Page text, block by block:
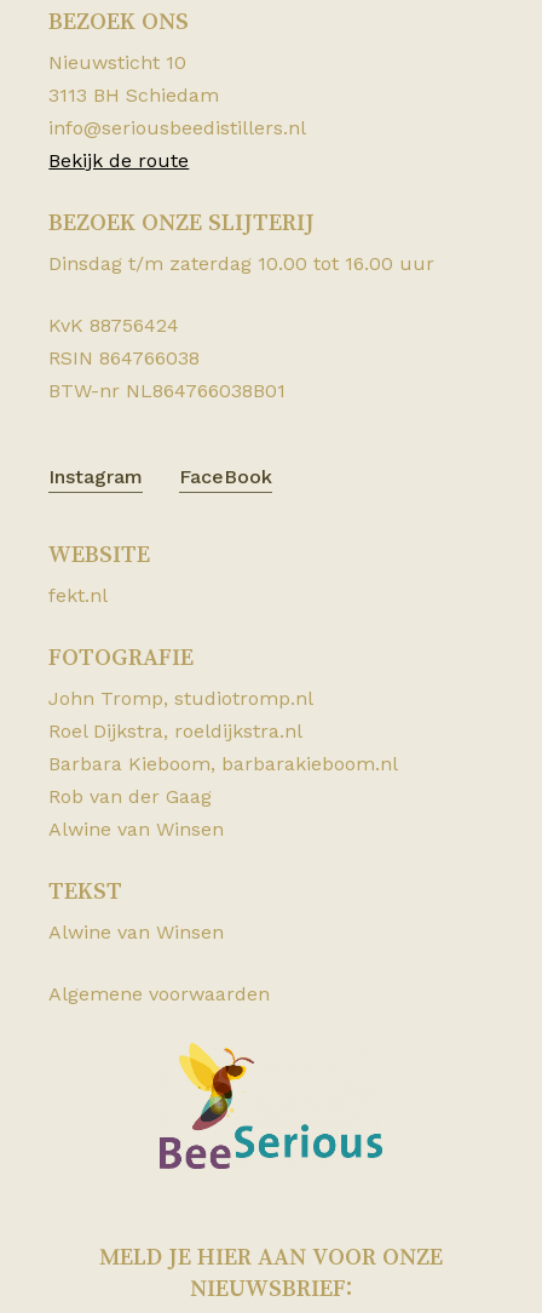
BEZOEK ONS
Nieuwsticht 10
3113 BH Schiedam
info@seriousbeedistillers.nl
Bekijk de route
BEZOEK ONZE SLIJTERIJ
Dinsdag t/m zaterdag 10.00 tot 16.00 uur
KvK 88756424
RSIN 864766038
BTW-nr NL864766038B01
Instagram FaceBook
WEBSITE
fekt.nl
FOTOGRAFIE
John Tromp,studiotromp.nl
Roel Dijkstra, roeldijkstra.nl
Barbara Kieboom, barbarakieboom.nl
Rob van der Gaag
Alwine van Winsen
TEKST
Alwine van Winsen
Algemene voorwaarden
MELD JE HIER AAN VOOR ONZE
NIEUWSBRIEF: